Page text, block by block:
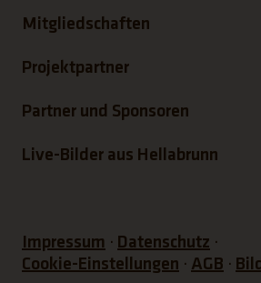
Mitgliedschaften
Projektpartner
Partner und Sponsoren
Live-Bilder aus Hellabrunn
Impressum
Datenschutz
Cookie-Einstellungen
AGB